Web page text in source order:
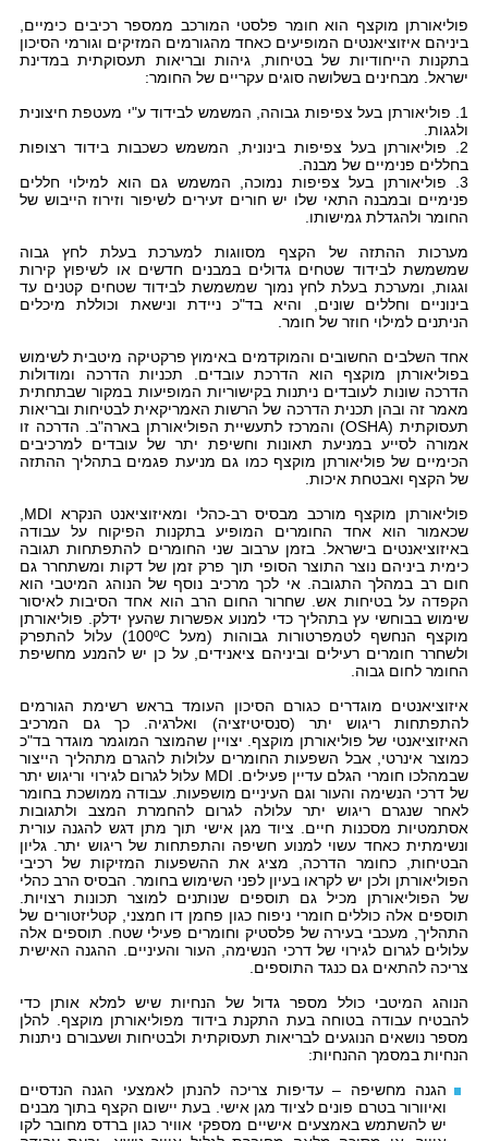
פוליאורתן מוקצף הוא חומר פלסטי המורכב ממספר רכיבים כימיים,
ביניהם איזוציאנטים המופיעים כאחד מהגורמים המזיקים וגורמי הסיכון
בתקנות הייחודיות של בטיחות, גיהות ובריאות תעסוקתית במדינת
ישראל. מבחינים בשלושה סוגים עקריים של החומר:
1. פוליאורתן בעל צפיפות גבוהה, המשמש לבידוד ע"י מעטפת חיצונית
ולגגות.
2. פוליאורתן בעל צפיפות בינונית, המשמש כשכבות בידוד רצופות
בחללים פנימיים של מבנה.
3. פוליאורתן בעל צפיפות נמוכה, המשמש גם הוא למילוי חללים
פנימיים ובמבנה התאי שלו יש חורים זעירים לשיפור וזירוז הייבוש של
החומר ולהגדלת גמישותו.
מערכות ההתזה של הקצף מסווגות למערכת בעלת לחץ גבוה
שמשמשת לבידוד שטחים גדולים במבנים חדשים או לשיפוץ קירות
וגגות, ומערכת בעלת לחץ נמוך שמשמשת לבידוד שטחים קטנים עד
בינוניים וחללים שונים, והיא בד"כ ניידת ונישאת וכוללת מיכלים
הניתנים למילוי חוזר של חומר.
אחד השלבים החשובים והמוקדמים באימוץ פרקטיקה מיטבית לשימוש
בפוליאורתן מוקצף הוא הדרכת עובדים. תכניות הדרכה ומודולות
הדרכה שונות לעובדים ניתנות בקישוריות המופיעות במקור שבתחתית
מאמר זה ובהן תכנית הדרכה של הרשות האמריקאית לבטיחות ובריאות
תעסוקתית (OSHA) והמרכז לתעשיית הפוליאורתן בארה"ב. הדרכה זו
אמורה לסייע במניעת תאונות וחשיפת יתר של עובדים למרכיבים
הכימיים של פוליאורתן מוקצף כמו גם מניעת פגמים בתהליך ההתזה
של הקצף ואבטחת איכות.
פוליאורתן מוקצף מורכב מבסיס רב-כהלי ומאיזוציאנט הנקרא MDI
שכאמור הוא אחד החומרים המופיע בתקנות הפיקוח על עבודה
באיזוציאנטים בישראל. בזמן ערבוב שני החומרים להתפתחות תגובה
כימית ביניהם נוצר התוצר הסופי תוך פרק זמן של דקות ומשתחרר גם
חום רב במהלך התגובה. אי לכך מרכיב נוסף של הנוהג המיטבי הוא
הקפדה על בטיחות אש. שחרור החום הרב הוא אחד הסיבות לאיסור
שימוש בבוחשי עץ בתהליך כדי למנוע אפשרות שהעץ ידלק. פוליאורתן
מוקצף הנחשף לטמפרטורות גבוהות (מעל C
100º
) עלול להתפרק
ולשחרר חומרים רעילים וביניהם ציאנידים, על כן יש להמנע מחשיפת
החומר לחום גבוה.
איזוציאנטים מוגדרים כגורם הסיכון העומד בראש רשימת הגורמים
להתפתחות ריגוש יתר (סנסיטיזציה) ואלרגיה. כך גם המרכיב
האיזוציאנטי של פוליאורתן מוקצף. יצויין שהמוצר המוגמר מוגדר בד"כ
כמוצר אינרטי, אבל השפעות החומרים עלולות להגרם מתהליך הייצור
שבמהלכו חומרי הגלם עדיין פעילים. MDI עלול לגרום לגירוי וריגוש יתר
של דרכי הנשימה והעור וגם העיניים מושפעות. עבודה ממושכת בחומר
לאחר שנגרם ריגוש יתר עלולה לגרום להחמרת המצב ולתגובות
אסתמטיות מסכנות חיים. ציוד מגן אישי תוך מתן דגש להגנה עורית
ונשימתית כאחד עשוי למנוע חשיפה והתפתחות של ריגוש יתר. גליון
הבטיחות, כחומר הדרכה, מציג את ההשפעות המזיקות של רכיבי
הפוליאורתן ולכן יש לקראו בעיון לפני השימוש בחומר. הבסיס הרב כהלי
של הפוליאורתן מכיל גם תוספים שנותנים למוצר תכונות רצויות.
תוספים אלה כוללים חומרי ניפוח כגון פחמן דו חמצני, קטליזטורים של
התהליך, מעכבי בעירה של פלסטיק וחומרים פעילי שטח. תוספים אלה
עלולים לגרום לגירוי של דרכי הנשימה, העור והעיניים. ההגנה האישית
צריכה להתאים גם כנגד התוספים.
הנוהג המיטבי כולל מספר גדול של הנחיות שיש למלא אותן כדי
להבטיח עבודה בטוחה בעת התקנת בידוד מפוליאורתן מוקצף. להלן
מספר נושאים הנוגעים לבריאות תעסוקתית ולבטיחות ושעבורם ניתנות
הנחיות במסמך ההנחיות:
הגנה מחשיפה – עדיפות צריכה להנתן לאמצעי הגנה הנדסיים
ואיוורור בטרם פונים לציוד מגן אישי. בעת יישום הקצף בתוך מבנים
יש להשתמש באמצעים אישיים מספקי אוויר כגון ברדס מחובר לקו